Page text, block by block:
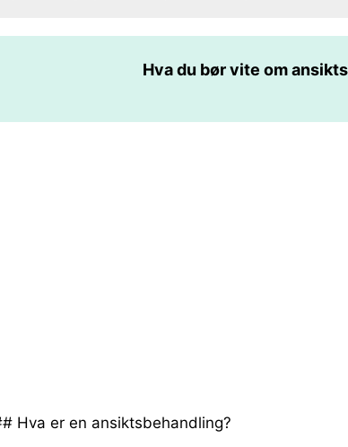
Hva du bør vite om
Hva er en ansiktsbehandling?